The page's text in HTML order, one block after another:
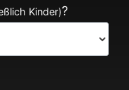
Kinder)?